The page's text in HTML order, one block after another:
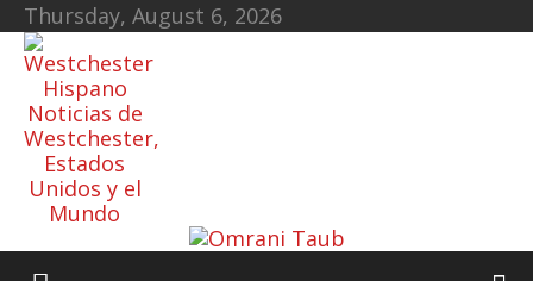
Thursday, August 6, 2026
Noticias de
Westchester,
Estados
Unidos y el
Mundo